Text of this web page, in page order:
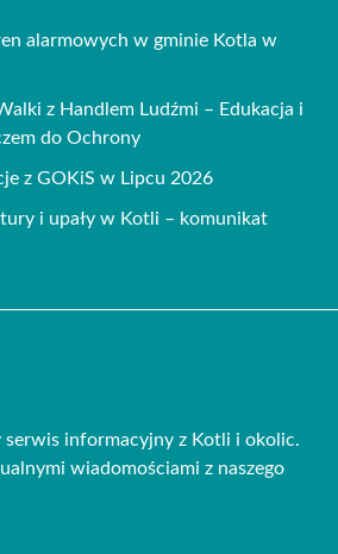
alarmowych w gminie Kotla w
z Handlem Ludźmi – Edukacja i
do Ochrony
z GOKiS w Lipcu 2026
i upały w Kotli – komunikat
informacyjny z Kotli i okolic.
wiadomościami z naszego